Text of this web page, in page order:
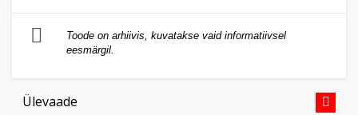
Toode on arhiivis, kuvatakse vaid informatiivsel
eesmärgil.
Ülevaade